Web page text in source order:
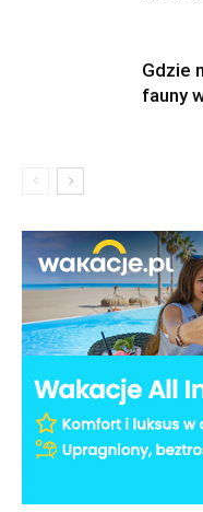
Gdzie
fauny